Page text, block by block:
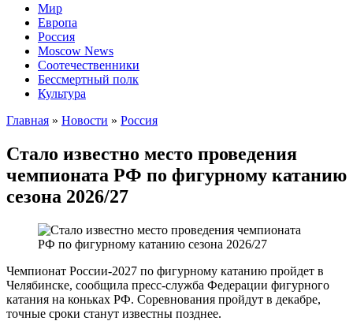
Мир
Европа
Россия
Moscow News
Соотечественники
Бессмертный полк
Культура
Главная » Новости » Россия
Стало известно место проведения
чемпионата РФ по фигурному катанию
сезона 2026/27
Чемпионат России-2027 по фигурному катанию пройдет в
Челябинске, сообщила пресс-служба Федерации фигурного
катания на коньках РФ. Соревнования пройдут в декабре,
точные сроки станут известны позднее.